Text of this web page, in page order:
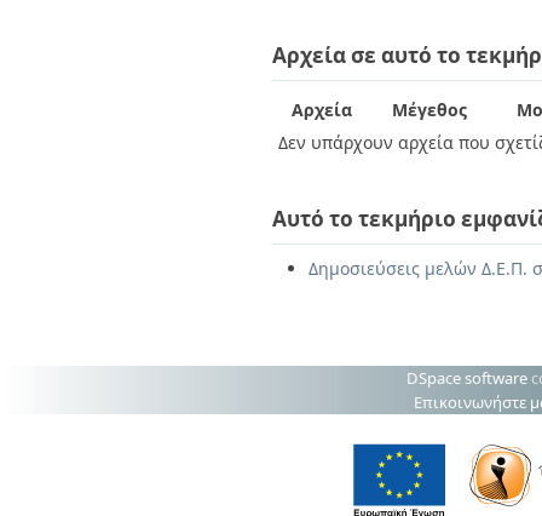
Αρχεία σε αυτό το
Αρχεία Μέγεθος
Δεν υπάρχουν αρχεία που
Αυτό το τεκμήριο
Δημοσιεύσεις μελών Δ.Ε.Π.
DSpace software
Επικοινωνήστε